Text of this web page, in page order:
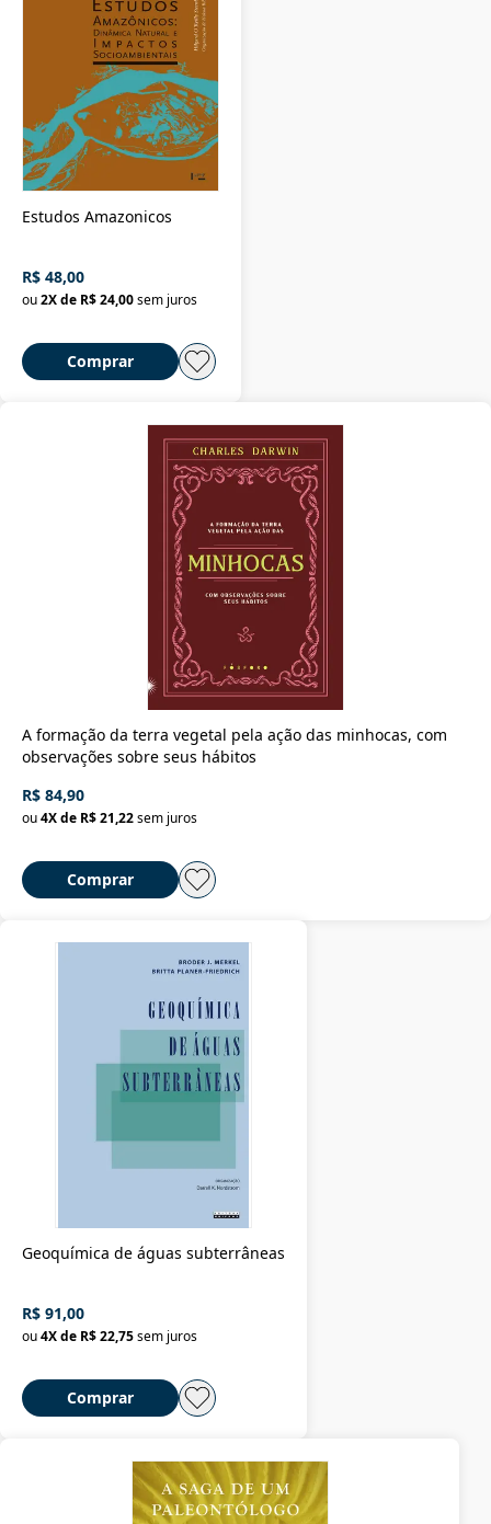
Estudos Amazonicos
R$ 48,00
ou2X de R$ 24,00sem juros
Comprar
A formação da terra vegetal pela ação das minhocas, com
observações sobre seus hábitos
R$ 84,90
ou4X de R$ 21,22sem juros
Comprar
Geoquímica de águas subterrâneas
R$ 91,00
ou4X de R$ 22,75sem juros
Comprar